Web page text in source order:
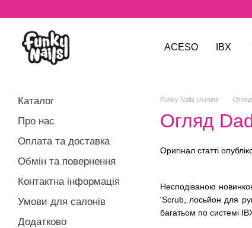
ACESO IBX
Funky Nails Ukraine
Огляд
Оригінал статті
Несподіваною
'Scrub, лосьйон для
багатьом по системі
Каталог
Про нас
Оплата та доставка
Обмін та повернення
Контактна інформація
Умови для салонів
Додатково